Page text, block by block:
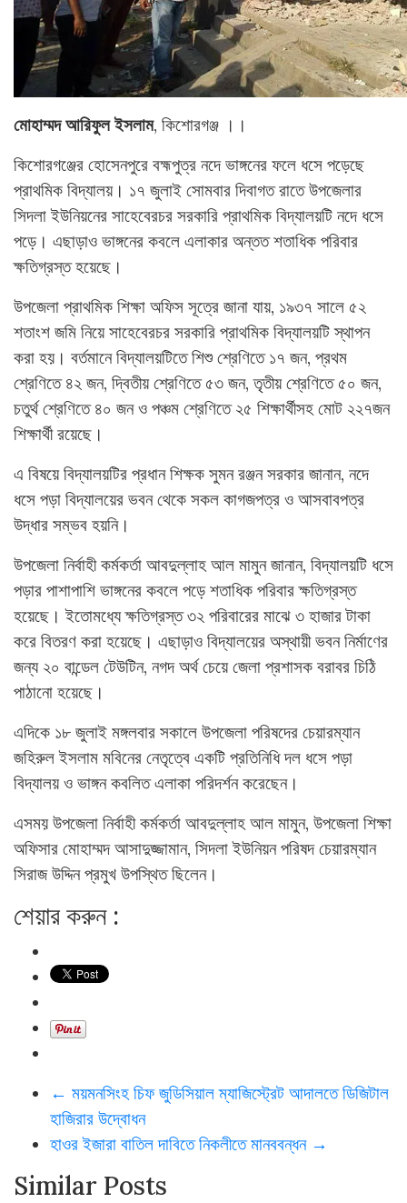
মোহাম্মদ আরিফুল ইসলাম, কিশোরগঞ্জ ।।
কিশোরগঞ্জের হোসেনপুরে বহ্মপুত্র নদে ভাঙ্গনের ফলে ধসে পড়েছে
প্রাথমিক বিদ্যালয়। ১৭ জুলাই সোমবার দিবাগত রাতে উপজেলার
সিদলা ইউনিয়নের সাহেবেরচর সরকারি প্রাথমিক বিদ্যালয়টি নদে ধসে
পড়ে। এছাড়াও ভাঙ্গনের কবলে এলাকার অন্তত শতাধিক পরিবার
ক্ষতিগ্রস্ত হয়েছে।
উপজেলা প্রাথমিক শিক্ষা অফিস সূত্রে জানা যায়, ১৯৩৭ সালে ৫২
শতাংশ জমি নিয়ে সাহেবেরচর সরকারি প্রাথমিক বিদ্যালয়টি স্থাপন
করা হয়। বর্তমানে বিদ্যালয়টিতে শিশু শ্রেণিতে ১৭ জন, প্রথম
শ্রেণিতে ৪২ জন, দ্বিতীয় শ্রেণিতে ৫৩ জন, তৃতীয় শ্রেণিতে ৫০ জন,
চতুর্থ শ্রেণিতে ৪০ জন ও পঞ্চম শ্রেণিতে ২৫ শিক্ষার্থীসহ মোট ২২৭জন
শিক্ষার্থী রয়েছে।
এ বিষয়ে বিদ্যালয়টির প্রধান শিক্ষক সুমন রঞ্জন সরকার জানান, নদে
ধসে পড়া বিদ্যালয়ের ভবন থেকে সকল কাগজপত্র ও আসবাবপত্র
উদ্ধার সম্ভব হয়নি।
উপজেলা নির্বাহী কর্মকর্তা আবদুল্লাহ আল মামুন জানান, বিদ্যালয়টি ধসে
পড়ার পাশাপাশি ভাঙ্গনের কবলে পড়ে শতাধিক পরিবার ক্ষতিগ্রস্ত
হয়েছে। ইতোমধ্যে ক্ষতিগ্রস্ত ৩২ পরিবারের মাঝে ৩ হাজার টাকা
করে বিতরণ করা হয়েছে। এছাড়াও বিদ্যালয়ের অস্থায়ী ভবন নির্মাণের
জন্য ২০ বান্ডেল টেউটিন, নগদ অর্থ চেয়ে জেলা প্রশাসক বরাবর চিঠি
পাঠানো হয়েছে।
এদিকে ১৮ জুলাই মঙ্গলবার সকালে উপজেলা পরিষদের চেয়ারম্যান
জহিরুল ইসলাম মবিনের নেতৃত্বে একটি প্রতিনিধি দল ধসে পড়া
বিদ্যালয় ও ভাঙ্গন কবলিত এলাকা পরিদর্শন করেছেন।
এসময় উপজেলা নির্বাহী কর্মকর্তা আবদুল্লাহ আল মামুন, উপজেলা শিক্ষা
অফিসার মোহাম্মদ আসাদুজ্জামান, সিদলা ইউনিয়ন পরিষদ চেয়ারম্যান
সিরাজ উদ্দিন প্রমুখ উপস্থিত ছিলেন।
শেয়ার করুন :
← ময়মনসিংহ চিফ জুডিসিয়াল ম্যাজিস্ট্রেট আদালতে ডিজিটাল
হাজিরার উদ্বোধন
হাওর ইজারা বাতিল দাবিতে নিকলীতে মানববন্ধন →
Similar Posts